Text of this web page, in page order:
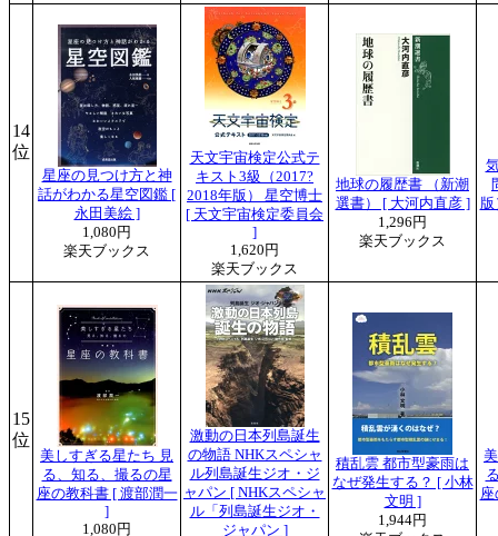
14
位
星座の見つけ方と神
話がわかる星空図鑑 [
永田美絵 ]
1,080円
楽天ブックス
天文宇宙検定公式テ
キスト3級（2017?
2018年版） 星空博士
[ 天文宇宙検定委員会
]
1,620円
楽天ブックス
地球の履歴書 （新潮
選書） [ 大河内直彦 ]
1,296円
楽天ブックス
版
15
位
美しすぎる星たち 見
る、知る、撮るの星
座の教科書 [ 渡部潤一
]
1,080円
激動の日本列島誕生
の物語 NHKスペシャ
ル列島誕生ジオ・ジ
ャパン [ NHKスペシャ
ル「列島誕生ジオ・
ジャパン ]
積乱雲 都市型豪雨は
なぜ発生する？ [ 小林
文明 ]
1,944円
座